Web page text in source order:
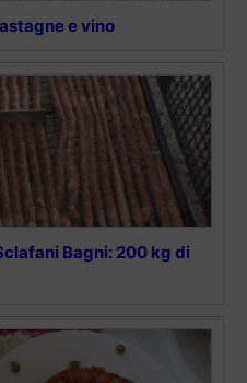
e vino
Bagni: 200 kg di